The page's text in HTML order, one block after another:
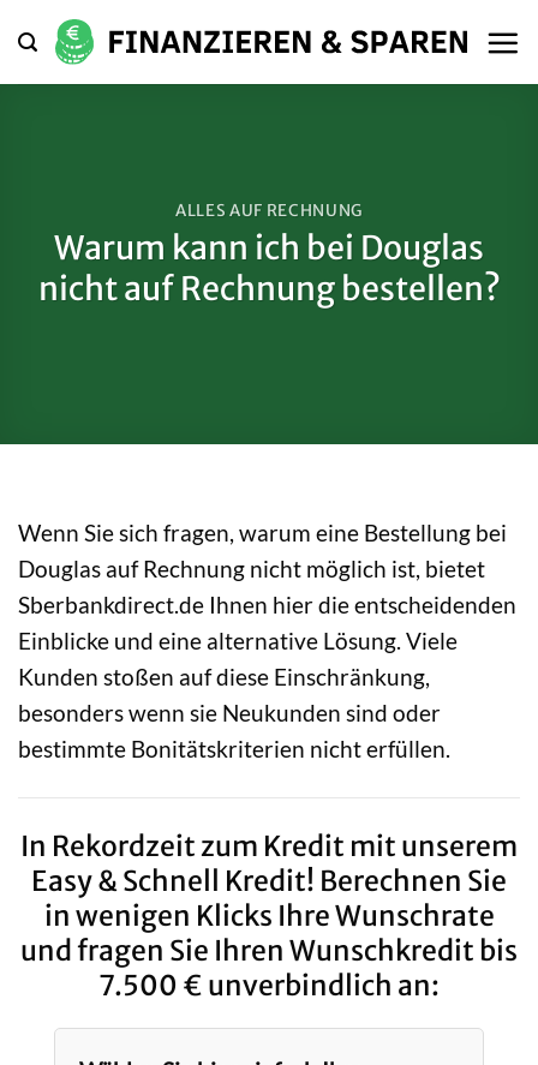
Inhalt
springen
ALLES AUF RECHNUNG
Warum kann ich bei Douglas
nicht auf Rechnung bestellen?
Wenn Sie sich fragen, warum eine Bestellung bei
Douglas auf Rechnung nicht möglich ist, bietet
Sberbankdirect.de Ihnen hier die entscheidenden
Einblicke und eine alternative Lösung. Viele
Kunden stoßen auf diese Einschränkung,
besonders wenn sie Neukunden sind oder
bestimmte Bonitätskriterien nicht erfüllen.
In Rekordzeit zum Kredit mit unserem
Easy & Schnell Kredit! Berechnen Sie
in wenigen Klicks Ihre Wunschrate
und fragen Sie Ihren Wunschkredit bis
7.500 € unverbindlich an: